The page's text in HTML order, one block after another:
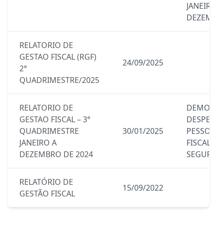
RELATORIO DE
GESTAO FISCAL (RGF)
2°
QUADRIMESTRE/2025
24/09/2025
RELATORIO DE
GESTAO FISCAL – 3°
QUADRIMESTRE
JANEIRO A
DEZEMBRO DE 2024
30/01/2025
FISCAL
RELATÓRIO DE
GESTÃO FISCAL
15/09/2022